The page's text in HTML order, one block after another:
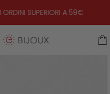
SUPERIORI A 59€